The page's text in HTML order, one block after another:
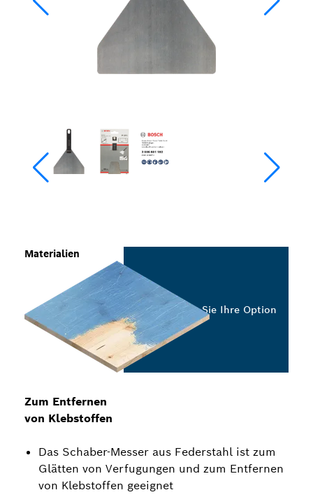
Zum Entfernen
von Klebstoffen
Das Schaber-Messer aus Federstahl ist zum
Glätten von Verfugungen und zum Entfernen
von Klebstoffen geeignet
Materialien
Wählen Sie Ihre Option